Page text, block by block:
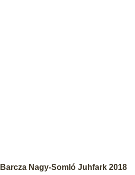
Barcza Nagy-Somló Juhfark 2018